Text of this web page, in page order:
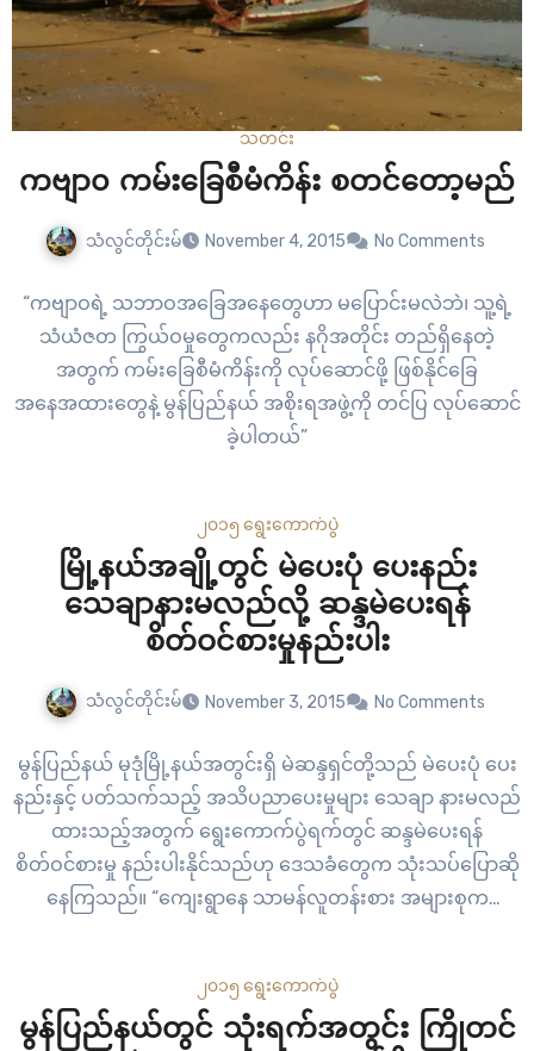
သတင်း
ကဗျာ၀ ကမ်းခြေစီမံကိန်း စတင်တော့မည်
သံလွင်တိုင်းမ် November 4, 2015 No Comments
“ကဗျာဝရဲ့ သဘာဝအခြေအနေတွေဟာ မပြောင်းမလဲဘဲ၊ သူ့ရဲ့
သံယံဇတ ကြွယ်ဝမှုတွေကလည်း နဂိုအတိုင်း တည်ရှိနေတဲ့
အတွက် ကမ်းခြေစီမံကိန်းကို လုပ်ဆောင်ဖို့ ဖြစ်နိုင်ခြေ
အနေအထားတွေနဲ့ မွန်ပြည်နယ် အစိုးရအဖွဲ့ကို တင်ပြ လုပ်ဆောင်
ခဲ့ပါတယ်”
၂၀၁၅ ရွေးကောက်ပွဲ
မြို့နယ်အချို့တွင် မဲပေးပုံ ပေးနည်း
သေချာနားမလည်လို့ ဆန္ဒမဲပေးရန်
စိတ်ဝင်စားမှုနည်းပါး
သံလွင်တိုင်းမ် November 3, 2015 No Comments
မွန်ပြည်နယ် မုဒုံမြို့နယ်အတွင်းရှိ မဲဆန္ဒရှင်တို့သည် မဲပေးပုံ ပေး
နည်းနှင့် ပတ်သက်သည့် အသိပညာပေးမှုများ သေချာ နားမလည်
ထားသည့်အတွက် ရွေးကောက်ပွဲရက်တွင် ဆန္ဒမဲပေးရန်
စိတ်ဝင်စားမှု နည်းပါးနိုင်သည်ဟု ဒေသခံတွေက သုံးသပ်ပြောဆို
နေကြသည်။ “ကျေးရွာနေ သာမန်လူတန်းစား အများစုက
ဥက္ကဌ(၁) ဦးကျော်ဇေယျာဦးက ပြောသည်။ ၎င်းပြင်…
၂၀၁၅ ရွေးကောက်ပွဲ
မွန်ပြည်နယ်တွင် သုံးရက်အတွင်း ကြိုတင်